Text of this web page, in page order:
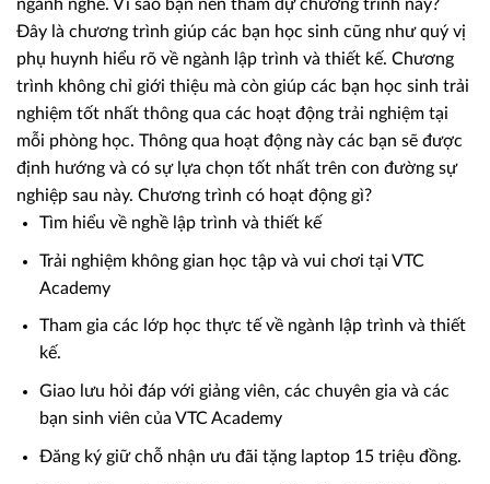
ngành nghề. Vì sao bạn nên tham dự chương trình này?
Đây là chương trình giúp các bạn học sinh cũng như quý vị
phụ huynh hiểu rõ về ngành lập trình và thiết kế. Chương
trình không chỉ giới thiệu mà còn giúp các bạn học sinh trải
nghiệm tốt nhất thông qua các hoạt động trải nghiệm tại
mỗi phòng học. Thông qua hoạt động này các bạn sẽ được
định hướng và có sự lựa chọn tốt nhất trên con đường sự
nghiệp sau này. Chương trình có hoạt động gì?
Tìm hiểu về nghề lập trình và thiết kế
Trải nghiệm không gian học tập và vui chơi tại VTC
Academy
Tham gia các lớp học thực tế về ngành lập trình và thiết
kế.
Giao lưu hỏi đáp với giảng viên, các chuyên gia và các
bạn sinh viên của VTC Academy
Đăng ký giữ chỗ nhận ưu đãi tặng laptop 15 triệu đồng.